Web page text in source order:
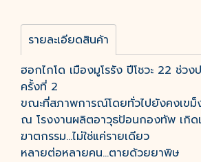
รายละเอียดสินค้า
ฮอกไกโด เมืองมูโรรัง ปีโชวะ 22 ช่ว
ครั้งที่ 2
ขณะที่สภาพการณ์โดยทั่วไปยังคงเขม็
ณ โรงงานผลิตอาวุธป้อนกองทัพ เกิด
ฆาตกรรม...ไม่ใช่แค่รายเดียว
หลายต่อหลายคน...ตายด้วยยาพิษ